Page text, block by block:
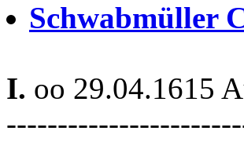
Schwabmüller
I. oo 29.04.1615